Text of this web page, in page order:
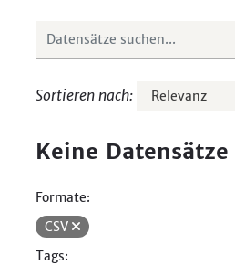
Sortieren nach
Keine
Formate:
CSV
Tags: